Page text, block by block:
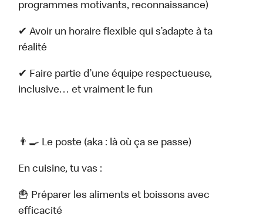
programmes motivants, reconnaissance)
✔ Avoir un horaire flexible qui s’adapte à ta
réalité
✔ Faire partie d’une équipe respectueuse,
inclusive… et vraiment le fun
👨‍🍳 Le poste (aka : là où ça se passe)
En cuisine, tu vas :
🍟 Préparer les aliments et boissons avec
efficacité